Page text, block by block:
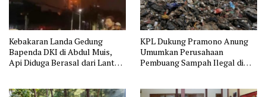
Kebakaran Landa Gedung
Bapenda DKI di Abdul Muis,
Api Diduga Berasal dari Lantai
KPL Dukung Pramono Anung
Umumkan Perusahaan
Pembuang Sampah Ilegal di